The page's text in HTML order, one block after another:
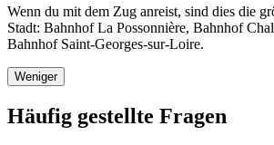
Wenn du mit dem Zug anreist, sind dies die
Stadt: Bahnhof La Possonnière, Bahnhof
Bahnhof Saint-Georges-sur-Loire.
Weniger
Häufig gestellte Fragen